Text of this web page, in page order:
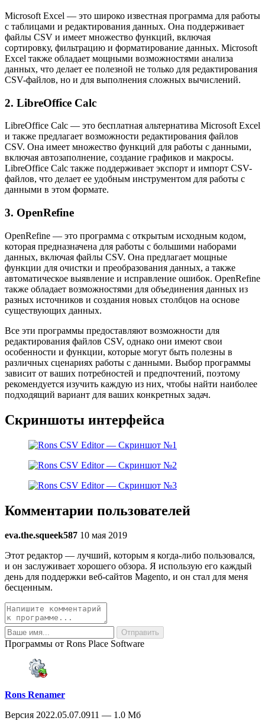
Microsoft Excel — это широко известная программа для работы
с таблицами и редактирования данных. Она поддерживает
файлы CSV и имеет множество функций, включая
сортировку, фильтрацию и форматирование данных. Microsoft
Excel также обладает мощными возможностями анализа
данных, что делает ее полезной не только для редактирования
CSV-файлов, но и для выполнения сложных вычислений.
2. LibreOffice Calc
LibreOffice Calc — это бесплатная альтернатива Microsoft Excel
и также предлагает возможности редактирования файлов
CSV. Она имеет множество функций для работы с данными,
включая автозаполнение, создание графиков и макросы.
LibreOffice Calc также поддерживает экспорт и импорт CSV-
файлов, что делает ее удобным инструментом для работы с
данными в этом формате.
3. OpenRefine
OpenRefine — это программа с открытым исходным кодом,
которая предназначена для работы с большими наборами
данных, включая файлы CSV. Она предлагает мощные
функции для очистки и преобразования данных, а также
автоматическое выявление и исправление ошибок. OpenRefine
также обладает возможностями для объединения данных из
разных источников и создания новых столбцов на основе
существующих данных.
Все эти программы предоставляют возможности для
редактирования файлов CSV, однако они имеют свои
особенности и функции, которые могут быть полезны в
различных сценариях работы с данными. Выбор программы
зависит от ваших потребностей и предпочтений, поэтому
рекомендуется изучить каждую из них, чтобы найти наиболее
подходящий вариант для ваших конкретных задач.
Скриншоты интерфейса
Комментарии пользователей
eva.the.squeek587 10 мая 2019
Этот редактор — лучший, которым я когда-либо пользовался,
и он заслуживает хорошего обзора. Я использую его каждый
день для поддержки веб-сайтов Magento, и он стал для меня
бесценным.
Программы от Rons Place Software
Rons Renamer
Версия 2022.05.07.0911 — 1.0 Мб